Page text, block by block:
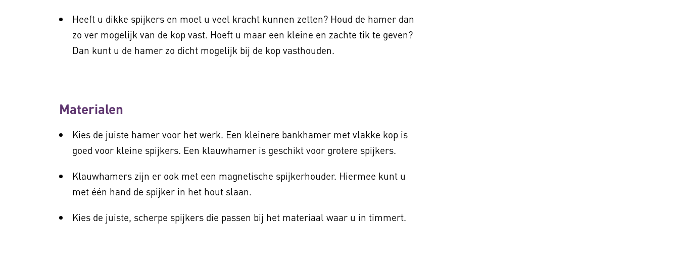
Heeft u dikke spijkers en moet u veel kracht kunnen zetten? Houd de hamer dan
zo ver mogelijk van de kop vast. Hoeft u maar een kleine en zachte tik te geven?
Dan kunt u de hamer zo dicht mogelijk bij de kop vasthouden.
Materialen
Kies de juiste hamer voor het werk. Een kleinere bankhamer met vlakke kop is
goed voor kleine spijkers. Een klauwhamer is geschikt voor grotere spijkers.
Klauwhamers zijn er ook met een magnetische spijkerhouder. Hiermee kunt u
met één hand de spijker in het hout slaan.
Kies de juiste, scherpe spijkers die passen bij het materiaal waar u in timmert.